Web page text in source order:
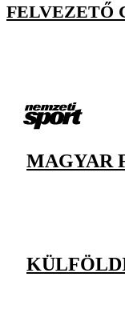
FELVEZETŐ
MAGYAR